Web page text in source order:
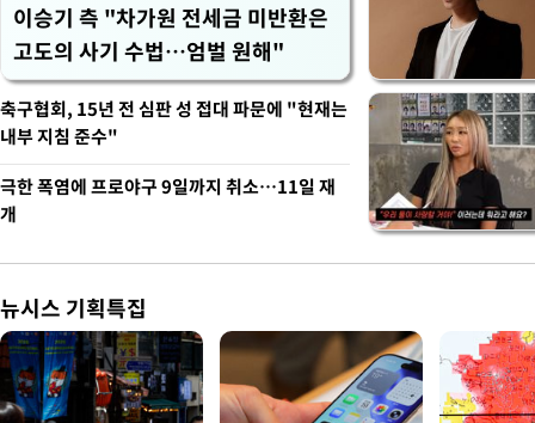
이승기 측 "차가원 전세금 미반환은
고도의 사기 수법…엄벌 원해"
축구협회, 15년 전 심판 성 접대 파문에 "현재는
내부 지침 준수"
극한 폭염에 프로야구 9일까지 취소…11일 재
개
뉴시스 기획특집